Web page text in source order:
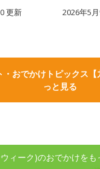
更新 2026年5
・おでかけトピックス
っと見る
ィーク)のおでかけをも